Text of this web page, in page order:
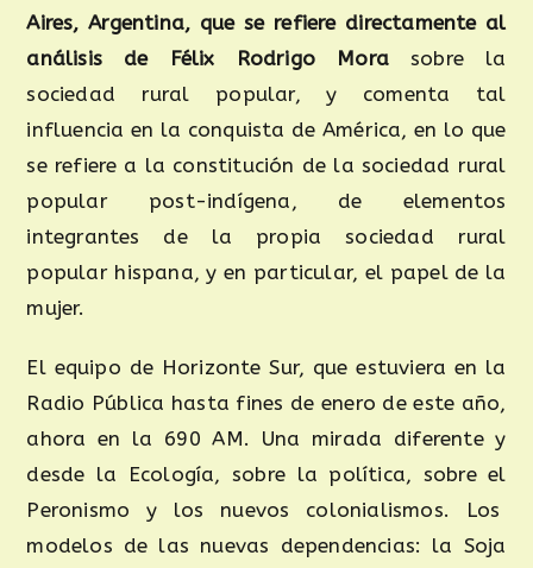
Aires, Argentina, que se refiere directamente al
análisis de Félix Rodrigo Mora sobre la
sociedad rural popular, y comenta tal
influencia en la conquista de América, en lo que
se refiere a la constitución de la sociedad rural
popular post-indígena, de elementos
integrantes de la propia sociedad rural
popular hispana, y en particular, el papel de la
mujer.
El equipo de Horizonte Sur, que estuviera en la
Radio Pública hasta fines de enero de este año,
ahora en la 690 AM. Una mirada diferente y
desde la Ecología, sobre la política, sobre el
Peronismo y los nuevos colonialismos. Los
modelos de las nuevas dependencias: la Soja